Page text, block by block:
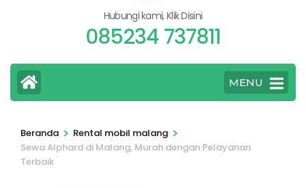
Hubungi kami, Klik Disini
085234 737811
MENU
Beranda > Rental mobil malang >
Sewa Alphard di Malang, Murah dengan Pelayanan
Terbaik